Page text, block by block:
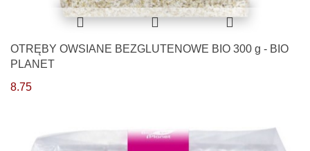
OTRĘBY OWSIANE BEZGLUTENOWE BIO 300 g - BIO
PLANET
8.75